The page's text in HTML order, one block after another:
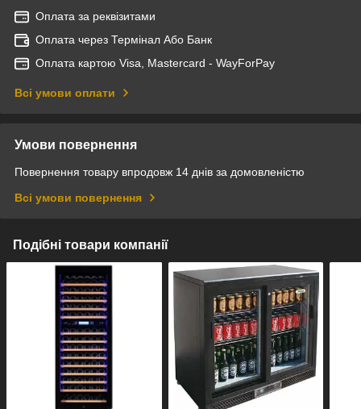
Оплата за реквізитами
Оплата через Термінал Або Банк
Оплата картою Visa, Mastercard - WayForPay
Всі умови оплати
Умови повернення
Повернення товару впродовж 14 днів за домовленістю
Всі умови повернення
Подібні товари компанії